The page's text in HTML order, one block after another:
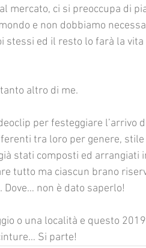
mercato, ci si preoccupa di
e non dobbiamo
ed il resto lo farà la vita
altro di me.
per festeggiare l’arrivo
tra loro per genere, stile
stati composti ed arrangiati
tutto ma ciascun brano
non è dato saperlo!
o una località e questo
Si parte!